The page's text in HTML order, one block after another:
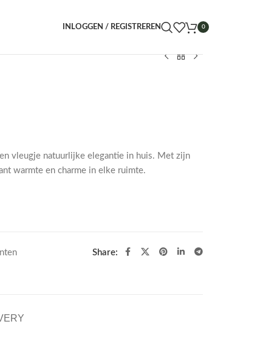
INLOGGEN / REGISTREREN 0
vleugje natuurlijke elegantie in huis. Met zijn
warmte en charme in elke ruimte.
Share: